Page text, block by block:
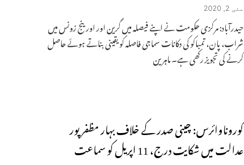
مئی 2, 2020
حیدرآباد: مرکزی حکومت نے اپنے فیصلہ میں گرین اور اورینج زونس میں
شراب، پان، تمباکو کی دکانات سماجی فاصلہ کو یقینی بناتے ہوئے حاصل
کرنے کی تجویز رکھی ہے۔ ماہرین
کوروناوائرس: چینی صدر کے خلاف بہار مظفر پور
عدالت میں شکایت درج، 11 اپریل کو سماعت